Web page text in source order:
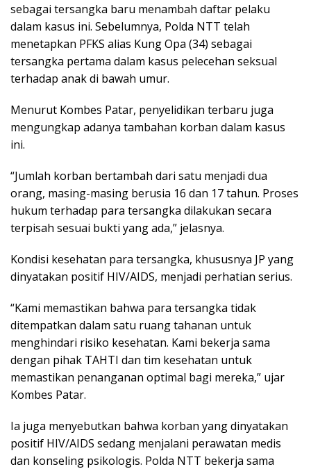
sebagai tersangka baru menambah daftar pelaku
dalam kasus ini. Sebelumnya, Polda NTT telah
menetapkan PFKS alias Kung Opa (34) sebagai
tersangka pertama dalam kasus pelecehan seksual
terhadap anak di bawah umur.
Menurut Kombes Patar, penyelidikan terbaru juga
mengungkap adanya tambahan korban dalam kasus
ini.
“Jumlah korban bertambah dari satu menjadi dua
orang, masing-masing berusia 16 dan 17 tahun. Proses
hukum terhadap para tersangka dilakukan secara
terpisah sesuai bukti yang ada,” jelasnya.
Kondisi kesehatan para tersangka, khususnya JP yang
dinyatakan positif HIV/AIDS, menjadi perhatian serius.
“Kami memastikan bahwa para tersangka tidak
ditempatkan dalam satu ruang tahanan untuk
menghindari risiko kesehatan. Kami bekerja sama
dengan pihak TAHTI dan tim kesehatan untuk
memastikan penanganan optimal bagi mereka,” ujar
Kombes Patar.
Ia juga menyebutkan bahwa korban yang dinyatakan
positif HIV/AIDS sedang menjalani perawatan medis
dan konseling psikologis. Polda NTT bekerja sama